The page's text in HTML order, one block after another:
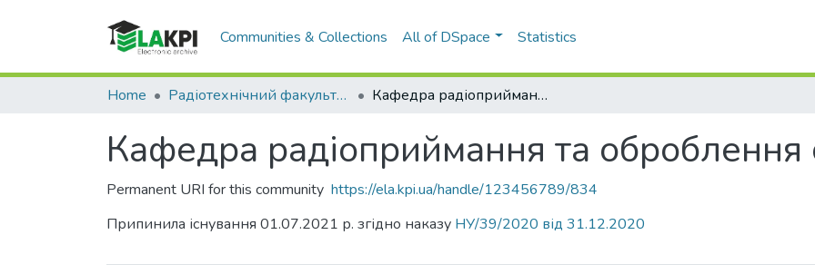
Communities & Collections All of DSpace Statistics
Home Радіотехнічний факультет (РТФ) Кафедра радіоприймання та оброблення сигналів (РОС)
Кафедра радіоприймання та оброблення
Permanent URI for this community https://ela.kpi.ua/handle/123456789/834
Припинила існування 01.07.2021 р. згідно наказу НУ/39/2020 від 31.12.2020